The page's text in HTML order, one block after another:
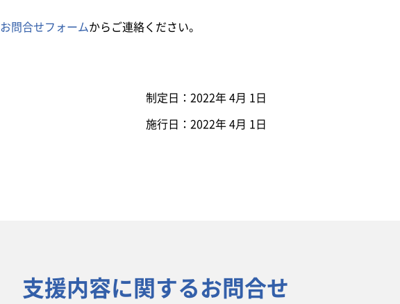
お問合せフォームからご連絡ください。
制定日：2022年 4月 1日
施行日：2022年 4月 1日
支援内容に関するお問合せ